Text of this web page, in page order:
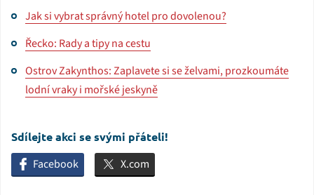
Jak si vybrat správný hotel pro dovolenou?
Řecko: Rady a tipy na cestu
Ostrov Zakynthos: Zaplavete si se želvami, prozkoumáte
lodní vraky i mořské jeskyně
Sdílejte akci se svými přáteli!
Facebook X.com